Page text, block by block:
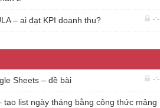
– ai đạt KPI doanh thu? -:-
Sheets – đề bài -:-
list ngày tháng bằng công thức mảng